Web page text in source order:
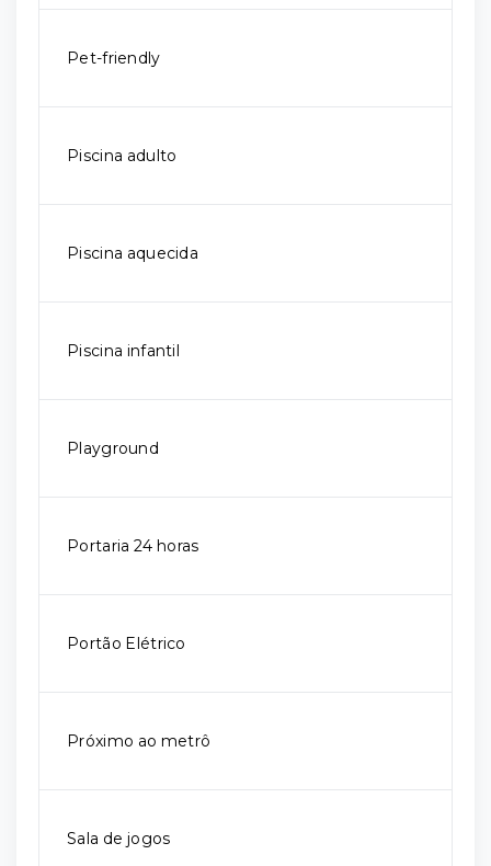
Pet-friendly
Piscina adulto
Piscina aquecida
Piscina infantil
Playground
Portaria 24 horas
Portão Elétrico
Próximo ao metrô
Sala de jogos